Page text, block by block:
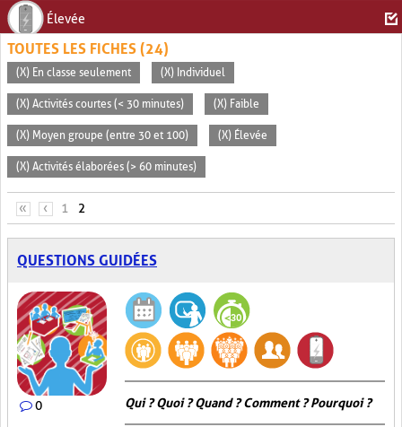
Élevée
TOUTES LES FICHES (24)
(X) En classe seulement (X) Individuel
(X) Activités courtes (< 30 minutes) (X) Faible
(X) Moyen groupe (entre 30 et 100) (X) Élevée
(X) Activités élaborées (> 60 minutes)
PAGES
« ‹ 1 2
QUESTIONS GUIDÉES
0 Qui ? Quoi ? Quand ? Comment ? Pourquoi ?